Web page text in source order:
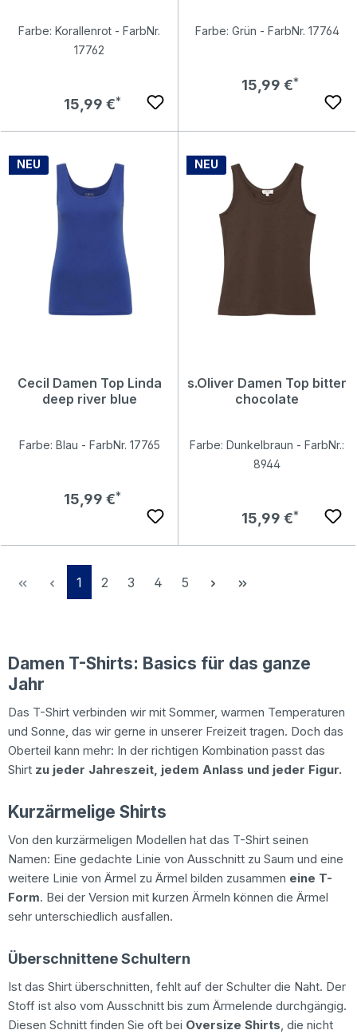
Farbe: Korallenrot - FarbNr.
17762
Regulärer Preis:
15,99 €
Farbe: Grün - FarbNr. 17764
Regulärer Preis:
15,99 €
NEU
Cecil Damen Top Linda
deep river blue
Farbe: Blau - FarbNr. 17765
Regulärer Preis:
15,99 €
NEU
s.Oliver Damen Top bitter
chocolate
Farbe: Dunkelbraun - FarbNr.:
8944
Regulärer Preis:
15,99 €
Seite
1 Seite
2 Seite
3 Seite
4 Seite
5
Damen T-Shirts: Basics für das ganze
Jahr
Das T-Shirt verbinden wir mit Sommer, warmen Temperaturen
und Sonne, das wir gerne in unserer Freizeit tragen. Doch das
Oberteil kann mehr: In der richtigen Kombination passt das
Shirt zu jeder Jahreszeit, jedem Anlass und jeder Figur.
Kurzärmelige Shirts
Von den kurzärmeligen Modellen hat das T-Shirt seinen
Namen: Eine gedachte Linie von Ausschnitt zu Saum und eine
weitere Linie von Ärmel zu Ärmel bilden zusammen eine T-
Form. Bei der Version mit kurzen Ärmeln können die Ärmel
sehr unterschiedlich ausfallen.
Überschnittene Schultern
Ist das Shirt überschnitten, fehlt auf der Schulter die Naht. Der
Stoff ist also vom Ausschnitt bis zum Ärmelende durchgängig.
Diesen Schnitt finden Sie oft bei Oversize Shirts, die nicht